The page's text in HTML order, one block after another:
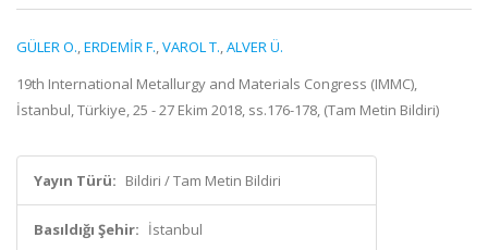
GÜLER O.,ERDEMİR F.,VAROL T.,ALVER Ü.
19th International Metallurgy and Materials Congress (IMMC),
İstanbul, Türkiye, 25 - 27 Ekim 2018, ss.176-178, (Tam Metin Bildiri)
Yayın Türü: Bildiri / Tam Metin Bildiri
Basıldığı Şehir: İstanbul